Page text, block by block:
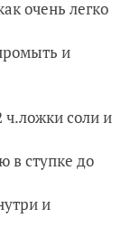
очень легко
и
ч.ложки соли и
в ступке до
и